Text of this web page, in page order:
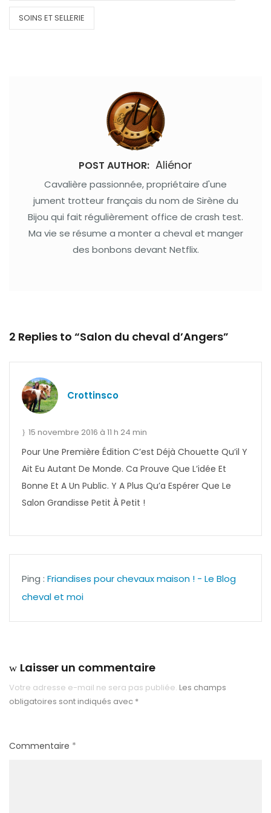
SOINS ET SELLERIE
POST AUTHOR: Aliénor
Cavalière passionnée, propriétaire d'une
jument trotteur français du nom de Sirène du
Bijou qui fait régulièrement office de crash test.
Ma vie se résume a monter a cheval et manger
des bonbons devant Netflix.
2 Replies to “Salon du cheval d’Angers”
Crottinsco
15 novembre 2016 à 11 h 24 min
Pour Une Première Édition C’est Déjà Chouette Qu’il Y
Ait Eu Autant De Monde. Ca Prouve Que L’idée Et
Bonne Et A Un Public. Y A Plus Qu’a Espérer Que Le
Salon Grandisse Petit À Petit !
Ping : Friandises pour chevaux maison ! - Le Blog
cheval et moi
Laisser un commentaire
Votre adresse e-mail ne sera pas publiée. Les champs
obligatoires sont indiqués avec *
Commentaire *